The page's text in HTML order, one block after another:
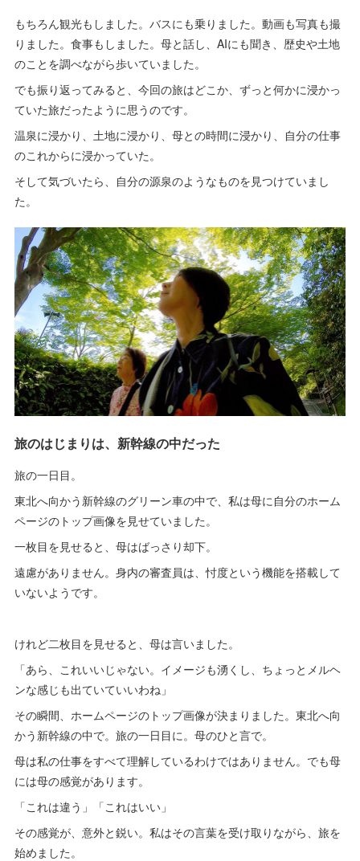
もちろん観光もしました。バスにも乗りました。動画も写真も撮
りました。食事もしました。母と話し、AIにも聞き、歴史や土地
のことを調べながら歩いていました。
でも振り返ってみると、今回の旅はどこか、ずっと何かに浸かっ
ていた旅だったように思うのです。
温泉に浸かり、土地に浸かり、母との時間に浸かり、自分の仕事
のこれからに浸かっていた。
そして気づいたら、自分の源泉のようなものを見つけていまし
た。
旅のはじまりは、新幹線の中だった
旅の一日目。
東北へ向かう新幹線のグリーン車の中で、私は母に自分のホーム
ページのトップ画像を見せていました。
一枚目を見せると、母はばっさり却下。
遠慮がありません。身内の審査員は、忖度という機能を搭載して
いないようです。
けれど二枚目を見せると、母は言いました。
「あら、これいいじゃない。イメージも湧くし、ちょっとメルヘ
ンな感じも出ていていいわね」
その瞬間、ホームページのトップ画像が決まりました。東北へ向
かう新幹線の中で。旅の一日目に。母のひと言で。
母は私の仕事をすべて理解しているわけではありません。でも母
には母の感覚があります。
「これは違う」「これはいい」
その感覚が、意外と鋭い。私はその言葉を受け取りながら、旅を
始めました。